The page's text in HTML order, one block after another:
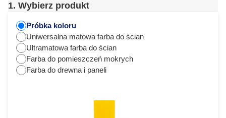
1. Wybierz produkt
Próbka koloru
Uniwersalna matowa farba do ścian
Ultramatowa farba do ścian
Farba do pomieszczeń mokrych
Farba do drewna i paneli